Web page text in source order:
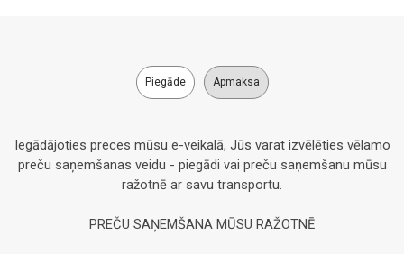
Piegāde Apmaksa
Iegādājoties preces mūsu e-veikalā, Jūs varat izvēlēties vēlamo
preču saņemšanas veidu - piegādi vai preču saņemšanu mūsu
ražotnē ar savu transportu.
PREČU SAŅEMŠANA MŪSU RAŽOTNĒ